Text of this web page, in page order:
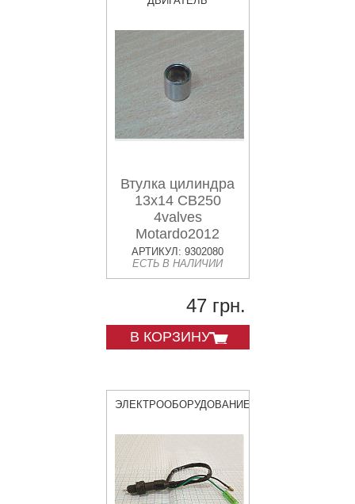
Втулка цилиндра
13х14 CB250
4valves
Motardo2012
АРТИКУЛ: 9302080
ЕСТЬ В НАЛИЧИИ
47 грн.
В КОРЗИНУ
ЭЛЕКТРООБОРУДОВАНИЕ